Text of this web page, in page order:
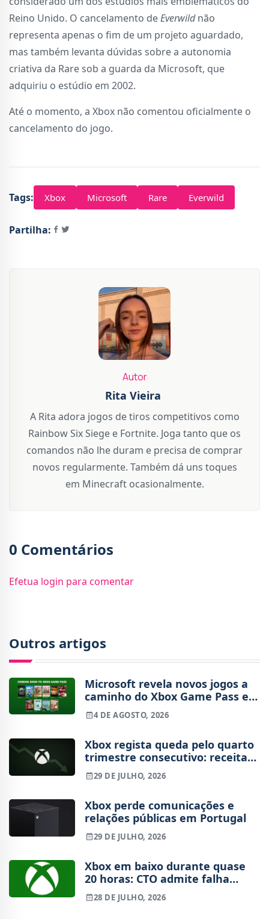
Reino Unido. O cancelamento deEverwildnão
representa apenas o fim de um projeto aguardado,
mas também levanta dúvidas sobre a autonomia
criativa da Rare sob a guarda da Microsoft, que
adquiriu o estúdio em 2002.
Até o momento, a Xbox não comentou oficialmente o
cancelamento do jogo.
Tags: Xbox Microsoft Rare Everwild
Partilha:
Autor
Rita Vieira
A Rita adora jogos de tiros competitivos como
Rainbow Six Siege e Fortnite. Joga tanto que os
comandos não lhe duram e precisa de comprar
novos regularmente. Também dá uns toques
em Minecraft ocasionalmente.
0 Comentários
Efetua login para comentar
Outros artigos
Microsoft revela novos jogos a
caminho do Xbox Game Pass em
agosto
4 DE AGOSTO, 2026
Xbox regista queda pelo quarto
trimestre consecutivo: receitas
de hardware e conteúdo em
queda
29 DE JULHO, 2026
Xbox perde comunicações e
relações públicas em Portugal
29 DE JULHO, 2026
Xbox em baixo durante quase
20 horas: CTO admite falha
"inaceitável" e explica o que
correu mal
28 DE JULHO, 2026